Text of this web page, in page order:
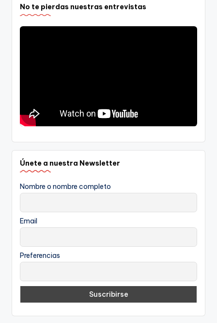
No te pierdas nuestras entrevistas
Únete a nuestra Newsletter
Nombre o nombre completo
Email
Preferencias